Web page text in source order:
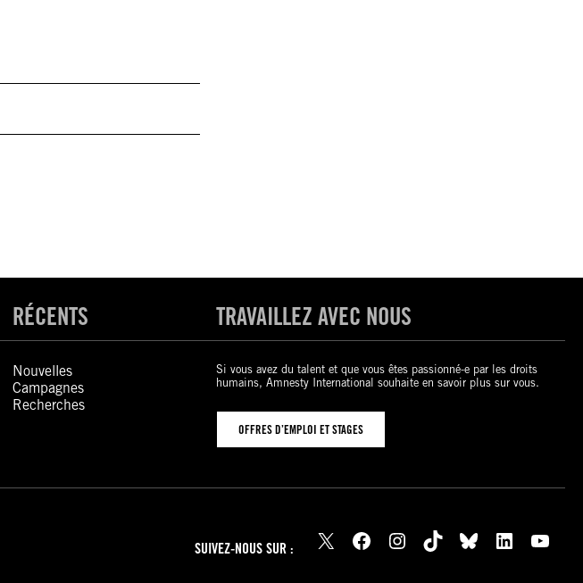
RÉCENTS
Nouvelles
Campagnes
Recherches
TRAVAILLEZ AVEC NOUS
Si vous avez du talent et que vous êtes passionné-e par les droits
humains, Amnesty International souhaite en savoir plus sur vous.
OFFRES D’EMPLOI ET STAGES
SUIVEZ-NOUS SUR : X Facebook Instagram TikTok Bluesky LinkedIn YouTube